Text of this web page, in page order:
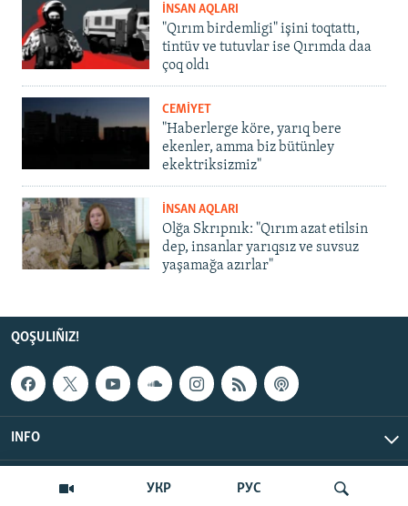
УКР РУС
İNSAN AQLARI
"Qırım birdemligi" işini toqtattı,
tintüv ve tutuvlar ise Qırımda daa
çoq oldı
CEMİYET
"Haberlerge köre, yarıq bere
ekenler, amma biz bütünley
ekektriksizmiz"
İNSAN AQLARI
Olğa Skrıpnık: "Qırım azat etilsin
dep, insanlar yarıqsız ve suvsuz
yaşamağa azırlar"
QOŞULIÑIZ!
INFO
© Qırım.Aqiqat, 2026 | All Rights Reserved.